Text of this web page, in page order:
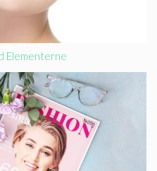
Elementerne